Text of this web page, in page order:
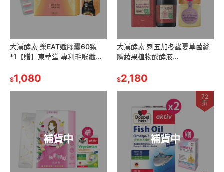
大漢酵素 樂EAT孅膠囊60顆
*1【贈】東華堂 專利毛喉纖暢
600mgx20顆*2
$1,080
大漢酵素 刺五加冬蟲夏草菌絲
體蔬果植物醱酵液
草調製蜂蜜150g*1 效期
26.10.3
$2,180
補貨中 補貨中
72
折